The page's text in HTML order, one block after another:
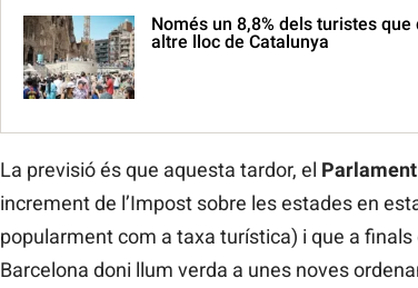
Només un 8,8% dels turistes
altre lloc de Catalunya
La previsió és que aquesta tardor, el
increment de l’Impost sobre les estades en
popularment com a taxa turística) i que a finals
Barcelona doni llum verda a unes noves